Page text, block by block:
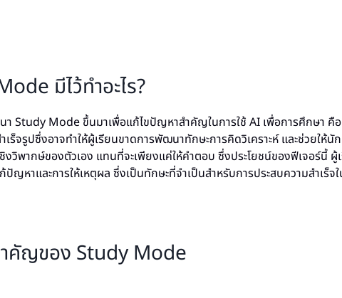
มีไว้ทำอะไร?
Study Mode ขึ้นมาเพื่อแก้ไขปัญหาสำคัญในการใช้ AI เพื่อการศึกษา คื
เร็จรูปซึ่งอาจทำให้ผู้เรียนขาดการพัฒนาทักษะการคิดวิเคราะห์ และช่วยให้
งวิพากษ์ของตัวเอง แทนที่จะเพียงแค่ให้คำตอบ ซึ่งประโยชน์ของฟีเจอร์นี้ ผู้
ปัญหาและการให้เหตุผล ซึ่งเป็นทักษะที่จำเป็นสำหรับการประสบความสำเร็จ
คัญของ Study Mode